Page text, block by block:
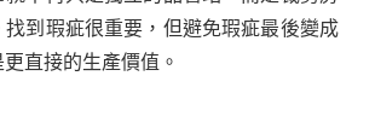
到瑕疵很重要，但避免瑕疵最後變成
直接的生產價值。